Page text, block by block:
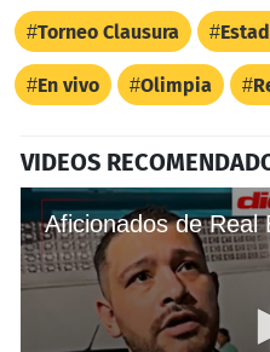
Torneo Clausura
En vivo Olimpia
VIDEOS